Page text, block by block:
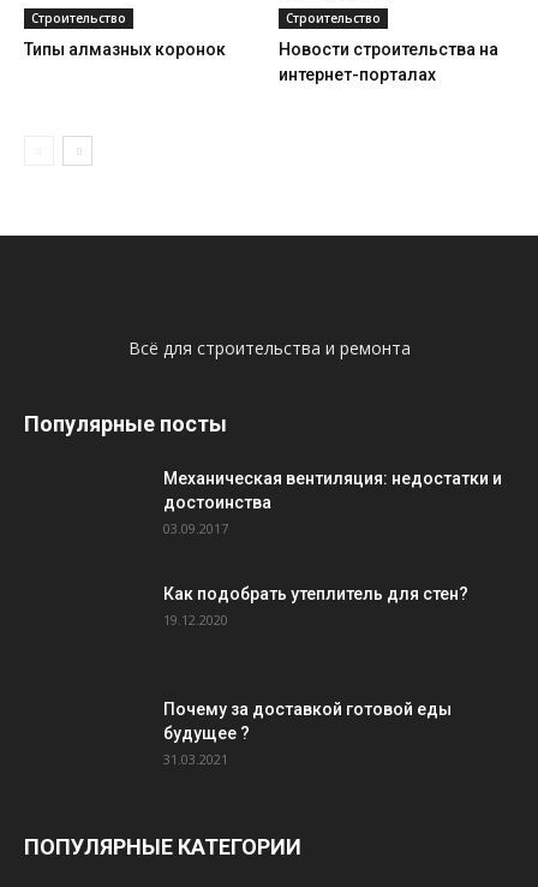
Строительство
Типы алмазных коронок
Строительство
Новости строительства на
интернет-порталах
Всё для строительства и ремонта
Популярные посты
Механическая вентиляция: недостатки и
достоинства
03.09.2017
Как подобрать утеплитель для стен?
19.12.2020
Почему за доставкой готовой еды
будущее ?
31.03.2021
ПОПУЛЯРНЫЕ КАТЕГОРИИ